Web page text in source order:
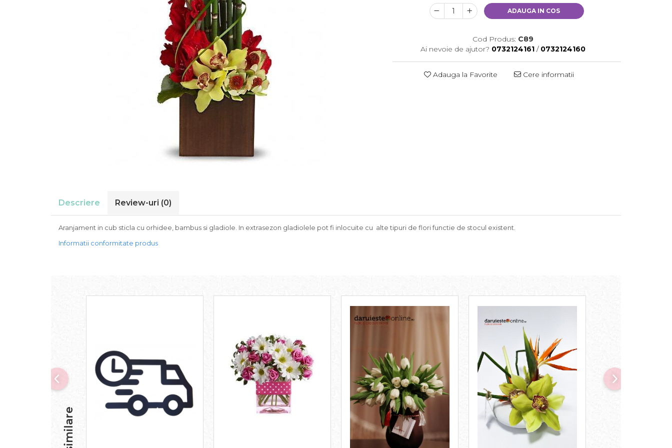
ADAUGA IN COS
Cod Produs: C89
Ai nevoie de ajutor? 0732124161 / 0732124160
Adauga la Favorite Cere informatii
Descriere Review-uri (0)
Aranjament in cub sticla cu orhidee, bambus si gladiole. In extrasezon gladiolele pot fi inlocuite cu alte tipuri de flori functie de stocul existent.
Informatii conformitate produs